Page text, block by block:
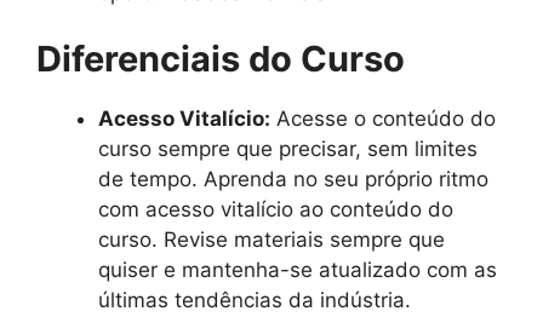
Diferenciais do Curso
Acesso Vitalício: Acesse o conteúdo do
curso sempre que precisar, sem limites
de tempo. Aprenda no seu próprio ritmo
com acesso vitalício ao conteúdo do
curso. Revise materiais sempre que
quiser e mantenha-se atualizado com as
últimas tendências da indústria.